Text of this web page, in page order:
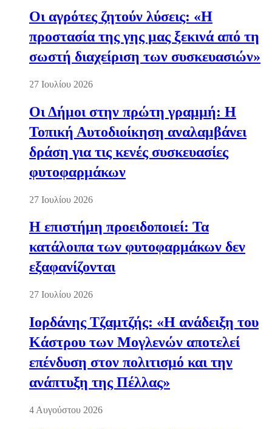
Οι αγρότες ζητούν λύσεις: «Η
προστασία της γης μας ξεκινά από τη
σωστή διαχείριση των συσκευασιών»
27 Ιουλίου 2026
Οι Δήμοι στην πρώτη γραμμή: Η
Τοπική Αυτοδιοίκηση αναλαμβάνει
δράση για τις κενές συσκευασίες
φυτοφαρμάκων
27 Ιουλίου 2026
Η επιστήμη προειδοποιεί: Τα
κατάλοιπα των φυτοφαρμάκων δεν
εξαφανίζονται
27 Ιουλίου 2026
Ιορδάνης Τζαμτζής: «Η ανάδειξη του
Κάστρου των Μογλενών αποτελεί
επένδυση στον πολιτισμό και την
ανάπτυξη της Πέλλας»
4 Αυγούστου 2026